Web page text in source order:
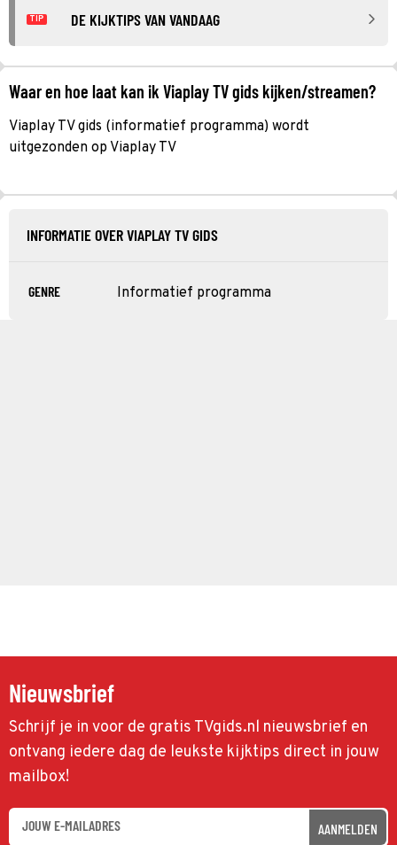
TIP DE KIJKTIPS VAN VANDAAG
Waar en hoe laat kan ik Viaplay TV gids kijken/streamen?
Viaplay TV gids (informatief programma) wordt
uitgezonden op Viaplay TV
INFORMATIE OVER VIAPLAY TV GIDS
GENRE Informatief programma
Nieuwsbrief
Schrijf je in voor de gratis TVgids.nl nieuwsbrief en
ontvang iedere dag de leukste kijktips direct in jouw
mailbox!
AANMELDEN